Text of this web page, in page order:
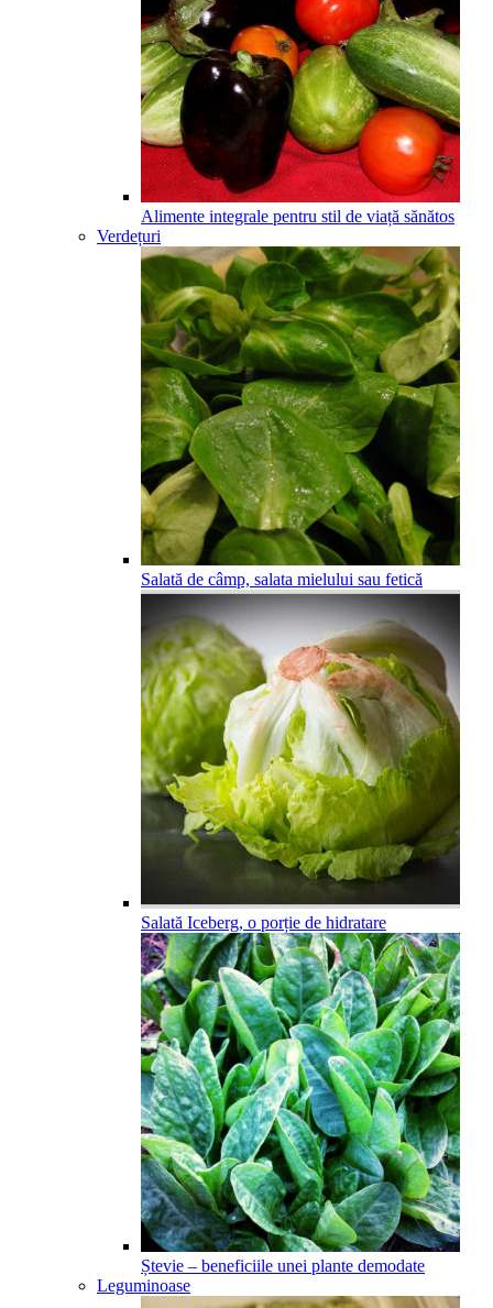
Alimente integrale pentru stil de viață sănătos
Verdețuri
Salată de câmp, salata mielului sau fetică
Salată Iceberg, o porție de hidratare
Ștevie – beneficiile unei plante demodate
Leguminoase